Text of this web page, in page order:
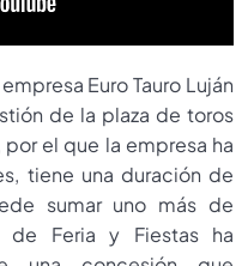
Euro Tauro Luján
de la plaza de toros
por el que la empresa ha
tiene una duración de
sumar uno más de
de Feria y Fiestas ha